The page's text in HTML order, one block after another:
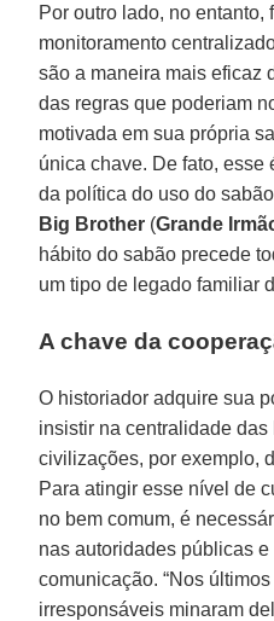
Por outro lado, no entanto,
monitoramento
são a maneira mais eficaz
das regras que poderiam
motivada em sua própria
única chave. De fato, esse
da política do uso do
Big Brother (Grande
hábito do sabão precede
um tipo de legado familiar
A chave da
O historiador adquire sua
insistir na centralidade
civilizações, por exemplo,
Para atingir esse nível de
no bem comum, é
nas autoridades públicas
comunicação. “Nos
irresponsáveis minaram